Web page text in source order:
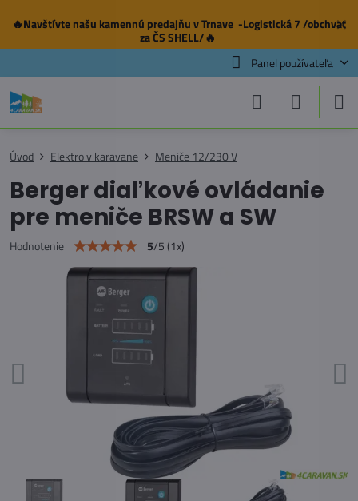
✕
🔥Navštívte našu kamennú predajňuv Trnave -Logistická 7 /obchvat
za ČS SHELL/🔥
Panel používateľa
Úvod Elektro v karavane Meniče 12/230 V
Berger diaľkové ovládanie
pre meniče BRSW a SW
Hodnotenie 5/5(1x)